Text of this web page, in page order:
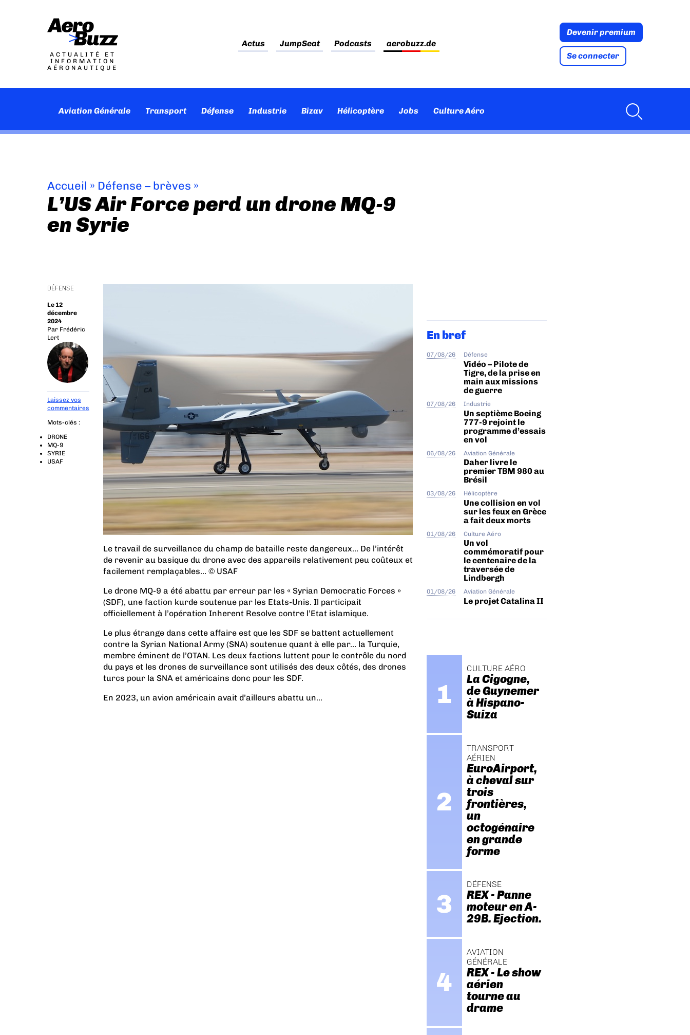
ACTUALITÉ ET
INFORMATION
AÉRONAUTIQUE
Actus JumpSeat Podcasts aerobuzz.de
Devenir premium
Se connecter
Aviation Générale Transport Défense Industrie Bizav Hélicoptère Jobs Culture Aéro
Accueil » Défense – brèves »
L’US Air Force perd un drone MQ-9
en Syrie
DÉFENSE
Le 12
décembre
2024
Par Frédéric
Lert
Laissez vos
commentaires
Mots-clés :
DRONE
MQ-9
SYRIE
USAF
Le travail de surveillance du champ de bataille reste dangereux… De l’intérêt
de revenir au basique du drone avec des appareils relativement peu coûteux et
facilement remplaçables… © USAF
Le drone MQ-9 a été abattu par erreur par les « Syrian Democratic Forces »
(SDF), une faction kurde soutenue par les Etats-Unis. Il participait
officiellement à l’opération Inherent Resolve contre l’Etat islamique.
Le plus étrange dans cette affaire est que les SDF se battent actuellement
contre la Syrian National Army (SNA) soutenue quant à elle par… la Turquie,
membre éminent de l’OTAN. Les deux factions luttent pour le contrôle du nord
du pays et les drones de surveillance sont utilisés des deux côtés, des drones
turcs pour la SNA et américains donc pour les SDF.
En 2023, un avion américain avait d’ailleurs abattu un...
En bref
07/08/26 Défense
Vidéo – Pilote de
Tigre, de la prise en
main aux missions
de guerre
07/08/26 Industrie
Un septième Boeing
777-9 rejoint le
programme d’essais
en vol
06/08/26 Aviation Générale
Daher livre le
premier TBM 980 au
Brésil
03/08/26 Hélicoptère
Une collision en vol
sur les feux en Grèce
a fait deux morts
01/08/26 Culture Aéro
Un vol
commémoratif pour
le centenaire de la
traversée de
Lindbergh
01/08/26 Aviation Générale
Le projet Catalina II
CULTURE AÉRO
La Cigogne,
de Guynemer
à Hispano-
Suiza
TRANSPORT
AÉRIEN
EuroAirport,
à cheval sur
trois
frontières,
un
octogénaire
en grande
forme
DÉFENSE
REX - Panne
moteur en A-
29B. Ejection.
AVIATION
GÉNÉRALE
REX - Le show
aérien
tourne au
drame